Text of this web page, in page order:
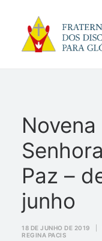
FUNDADOR
MEDJUGORJE
ESPIRITUALIDADE
ATUALIDADES
INFORMATIVO
DOAÇÃO
Paz –
junho
18 DE JUNHO DE 2019
REGINA PACIS